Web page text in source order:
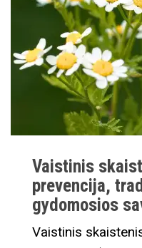
Vaistinis
prevencija,
gydomosios
Vaistinis